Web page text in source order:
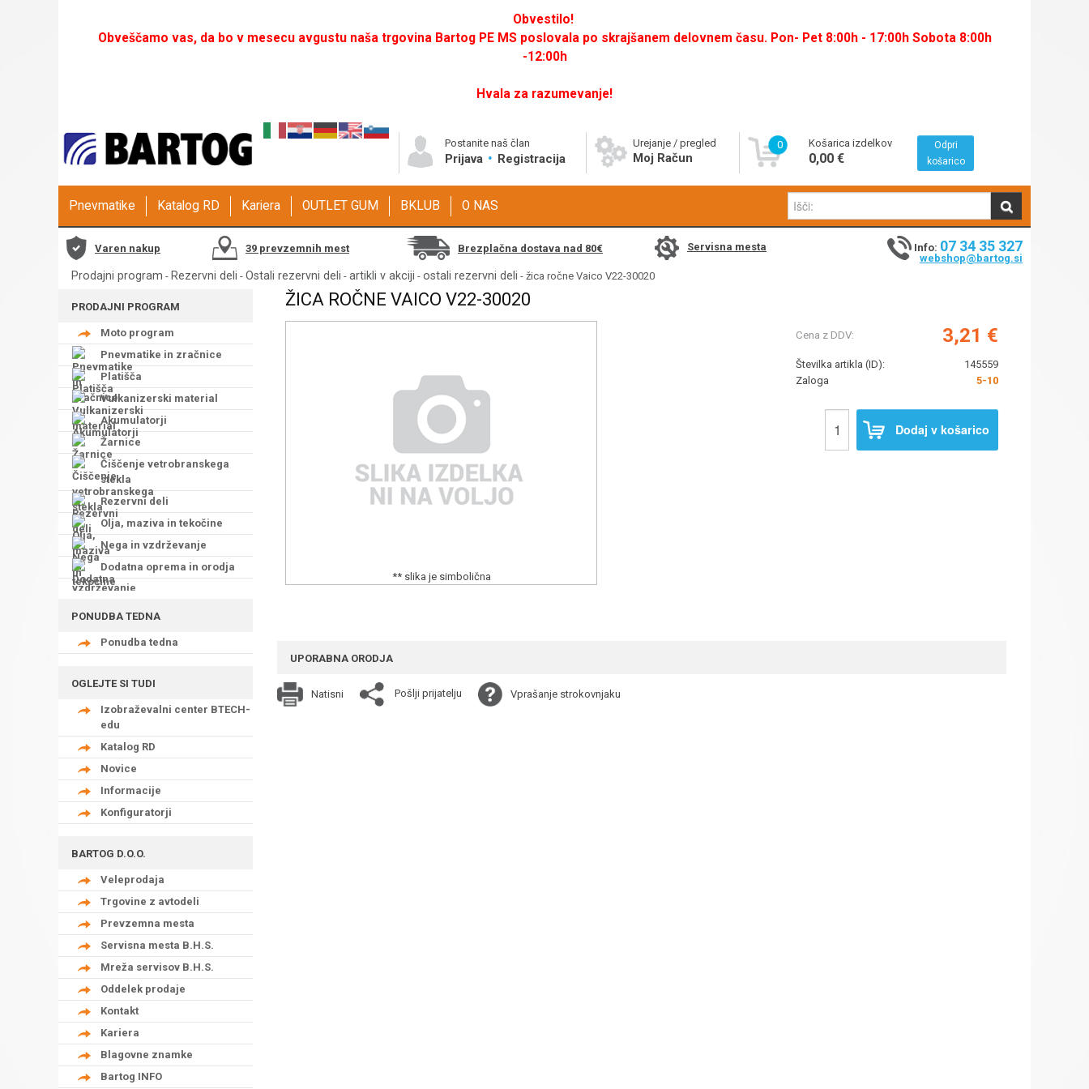
Obvestilo!
Obveščamo vas, da bo v mesecu avgustu naša trgovina Bartog PE MS poslovala po skrajšanem delovnem času. Pon- Pet 8:00h - 17:00h Sobota 8:00h
-12:00h
Hvala za razumevanje!
Postanite naš član
Prijava Registracija
Urejanje / pregled
Moj Račun
0 Košarica izdelkov
0,00 €
Odpri
košarico
Pnevmatike Katalog RD Kariera OUTLET GUM BKLUB O NAS
Varen nakup 39 prevzemnih mest Brezplačna dostava nad 80€ Servisna mesta Info: 07 34 35 327
webshop@bartog.si
Prodajni program - Rezervni deli - Ostali rezervni deli - artikli v akciji - ostali rezervni deli - žica ročne Vaico V22-30020
PRODAJNI PROGRAM
Moto program
Pnevmatike in zračnice
Platišča
Vulkanizerski material
Akumulatorji
Žarnice
Čiščenje vetrobranskega
stekla
Rezervni deli
Olja, maziva in tekočine
Nega in vzdrževanje
Dodatna oprema in orodja
PONUDBA TEDNA
Ponudba tedna
OGLEJTE SI TUDI
Izobraževalni center BTECH-
edu
Katalog RD
Novice
Informacije
Konfiguratorji
BARTOG D.O.O.
Veleprodaja
Trgovine z avtodeli
Prevzemna mesta
Servisna mesta B.H.S.
Mreža servisov B.H.S.
Oddelek prodaje
Kontakt
Kariera
Blagovne znamke
Bartog INFO
ŽICA ROČNE VAICO V22-30020
** slika je simbolična
Cena z DDV: 3,21 €
Številka artikla (ID):
145559
Zaloga
5-10
Dodaj v košarico
UPORABNA ORODJA
Natisni Pošlji prijatelju Vprašanje strokovnjaku